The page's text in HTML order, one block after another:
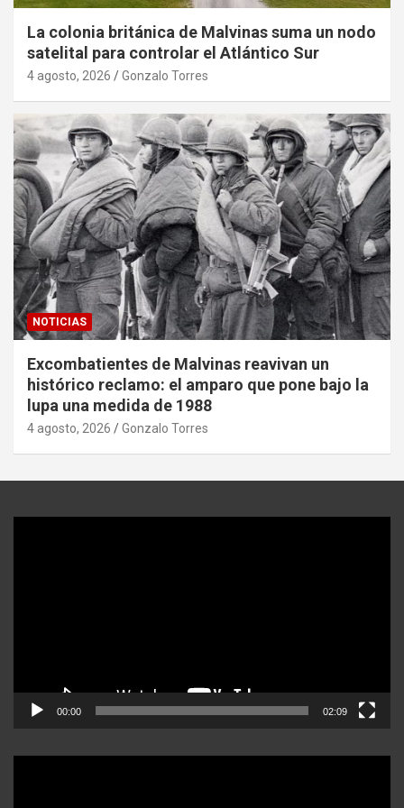
La colonia británica de Malvinas suma un nodo
satelital para controlar el Atlántico Sur
4 agosto, 2026 Gonzalo Torres
NOTICIAS
Excombatientes de Malvinas reavivan un
histórico reclamo: el amparo que pone bajo la
lupa una medida de 1988
4 agosto, 2026 Gonzalo Torres
00:00 02:09